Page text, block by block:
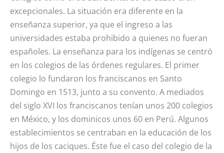
excepcionales. La situación era diferente en la
enseñanza superior, ya que el ingreso a las
universidades estaba prohibido a quienes no fueran
españoles. La enseñanza para los indígenas se centró
en los colegios de las órdenes regulares. El primer
colegio lo fundaron los franciscanos en Santo
Domingo en 1513, junto a su convento. A mediados
del siglo XVI los franciscanos tenían unos 200 colegios
en México, y los dominicos unos 60 en Perú. Algunos
establecimientos se centraban en la educación de los
hijos de los caciques. Éste fue el caso del colegio de la